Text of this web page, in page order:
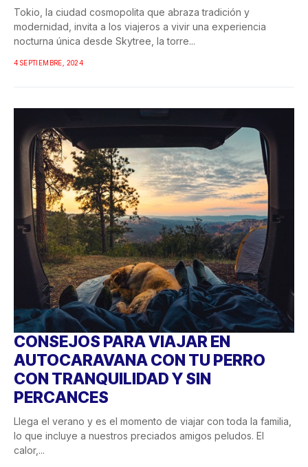
Tokio, la ciudad cosmopolita que abraza tradición y
modernidad, invita a los viajeros a vivir una experiencia
nocturna única desde Skytree, la torre...
4 SEPTIEMBRE, 2024
CONSEJOS PARA VIAJAR EN
AUTOCARAVANA CON TU PERRO
CON TRANQUILIDAD Y SIN
PERCANCES
Llega el verano y es el momento de viajar con toda la familia,
lo que incluye a nuestros preciados amigos peludos. El
calor,...